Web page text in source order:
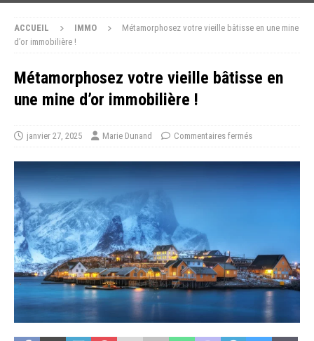
ACCUEIL IMMO
Métamorphosez votre vieille bâtisse en une mine
d’or immobilière !
Métamorphosez votre vieille bâtisse en
une mine d’or immobilière !
janvier 27, 2025 Marie Dunand Commentaires fermés